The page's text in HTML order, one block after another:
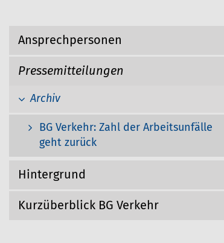
Ansprechpersonen
Pressemitteilungen
Archiv
BG Verkehr: Zahl der Arbeitsunfälle
geht zurück
Hintergrund
Kurzüberblick BG Verkehr